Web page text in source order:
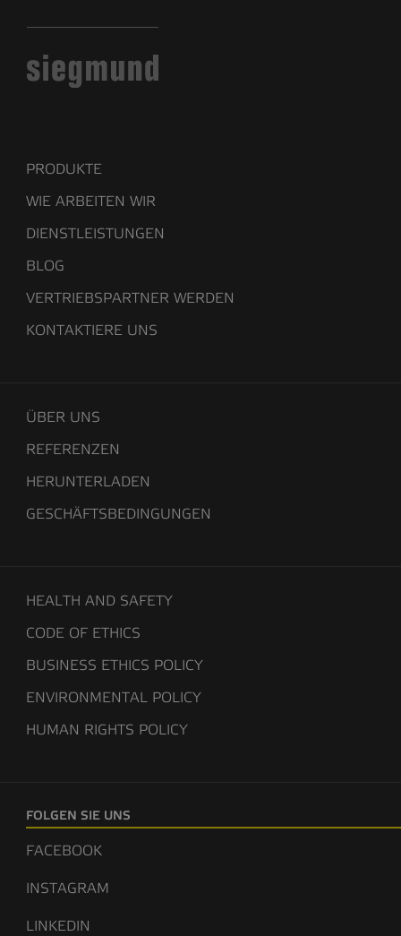
PRODUKTE
WIE ARBEITEN WIR
DIENSTLEISTUNGEN
BLOG
VERTRIEBSPARTNER WERDEN
KONTAKTIERE UNS
ÜBER UNS
REFERENZEN
HERUNTERLADEN
GESCHÄFTSBEDINGUNGEN
HEALTH AND SAFETY
CODE OF ETHICS
BUSINESS ETHICS POLICY
ENVIRONMENTAL POLICY
HUMAN RIGHTS POLICY
FOLGEN SIE UNS
FACEBOOK
INSTAGRAM
LINKEDIN